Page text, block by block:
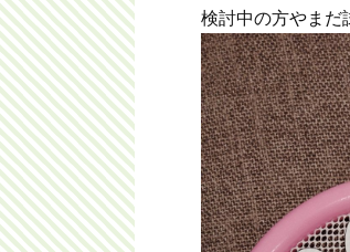
検討中の方やまだ